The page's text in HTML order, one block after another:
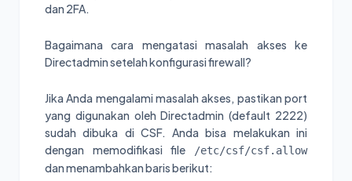
dan 2FA.
Bagaimana cara mengatasi masalah akses ke
Directadmin setelah konfigurasi firewall?
Jika Anda mengalami masalah akses, pastikan port
yang digunakan oleh Directadmin (default 2222)
sudah dibuka di CSF. Anda bisa melakukan ini
dengan memodifikasi file
/etc/csf/csf.allow
dan menambahkan baris berikut: